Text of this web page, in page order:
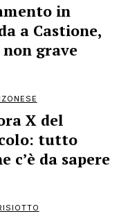
in
a Castione,
grave
X del
tutto
c’è da sapere